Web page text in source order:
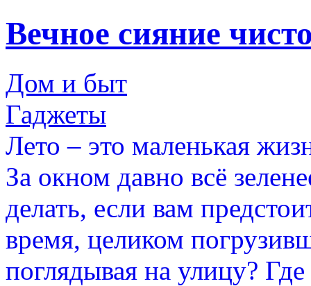
Вечное сияние
Дом и быт
Гаджеты
Лето – это маленькая
За окном давно всё
делать, если вам
время, целиком
поглядывая на улицу?